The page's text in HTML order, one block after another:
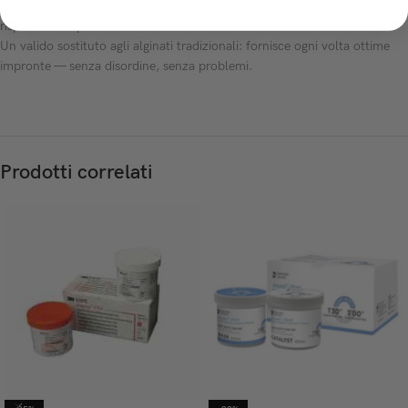
risparmia tempo e lavoro.
Un valido sostituto agli alginati tradizionali: fornisce ogni volta ottime
impronte — senza disordine, senza problemi.
Prodotti correlati